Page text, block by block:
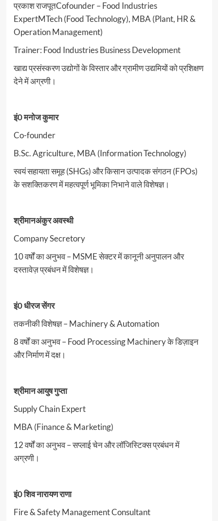
प्रकाश राजपूतCofounder – Food Industries
ExpertMTech (Food Technology), MBA (Plant, HR &
Operation Management)
Trainer: Food Industries Business Development
खाद्य प्रसंस्करण उद्योगों के विस्तार और ग्रामीण उद्यमियों को प्रशिक्षण
देने में अग्रणी।
इं0 मनोज कुमार
Co-founder
B.Sc. Agriculture, MBA (Information Technology)
स्वयं सहायता समूह (SHGs) और किसान उत्पादक संगठन (FPOs)
के सशक्तिकरण में महत्वपूर्ण भूमिका निभाने वाले विशेषज्ञ।
श्रीमानअंकुर अवस्थी
Company Secretory
10 वर्षों का अनुभव – MSME सेक्टर में कानूनी अनुपालन और
दस्तावेज़ प्रबंधन में विशेषज्ञ।
इं0 धीरज सेंगर
तकनीकी विशेषज्ञ – Machinery & Automation
8 वर्षों का अनुभव – Food Processing Machinery के डिज़ाइन
और निर्माण में दक्ष।
श्रीमान आयुष गुप्ता
Supply Chain Expert
MBA (Finance & Marketing)
12 वर्षों का अनुभव – सप्लाई चेन और लॉजिस्टिक्स प्रबंधन में
अग्रणी।
इं0 शिव नारायण राणा
Fire & Safety Management Consultant